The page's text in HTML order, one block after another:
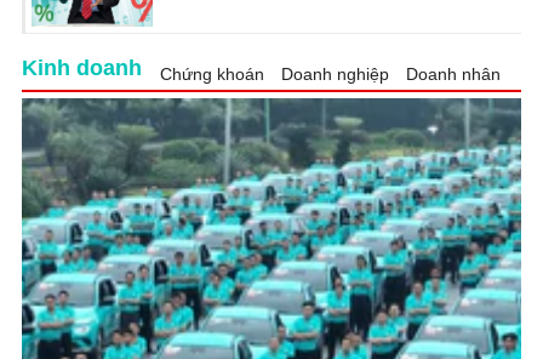
Kinh doanh Chứng khoán Doanh nghiệp Doanh nhân